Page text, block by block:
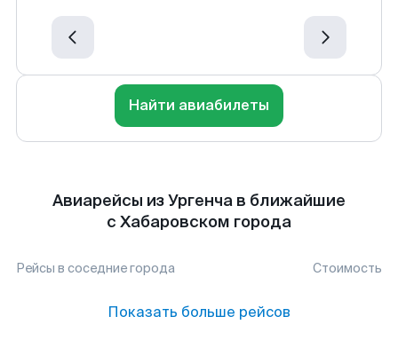
Найти авиабилеты
Авиарейсы из Ургенча в ближайшие
с Хабаровском города
Рейсы в соседние города Стоимость
Показать больше рейсов